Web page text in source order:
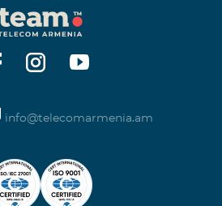
info@telecomarmenia.am